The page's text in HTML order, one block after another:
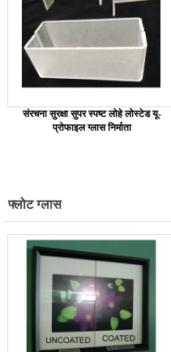
संरचना सुरक्षा सुपर स्पष्ट लोहे लोस्टेड यू-
प्रोफाइल ग्लास निर्माता
फ्लोट ग्लास